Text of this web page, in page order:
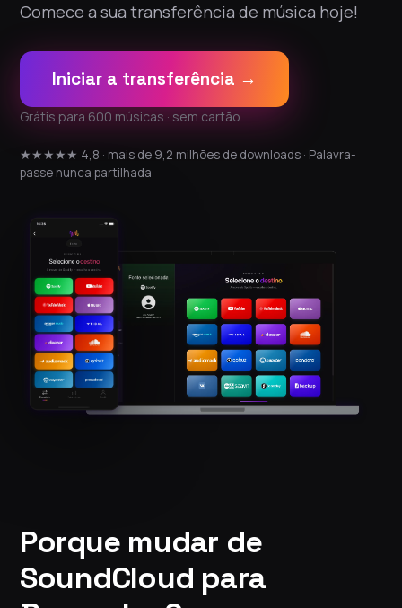
Comece a sua transferência de música hoje!
Iniciar a transferência →
Grátis para 600 músicas · sem cartão
★★★★★ 4,8 · mais de 9,2 milhões de downloads · Palavra-
passe nunca partilhada
Porque mudar de
SoundCloud para